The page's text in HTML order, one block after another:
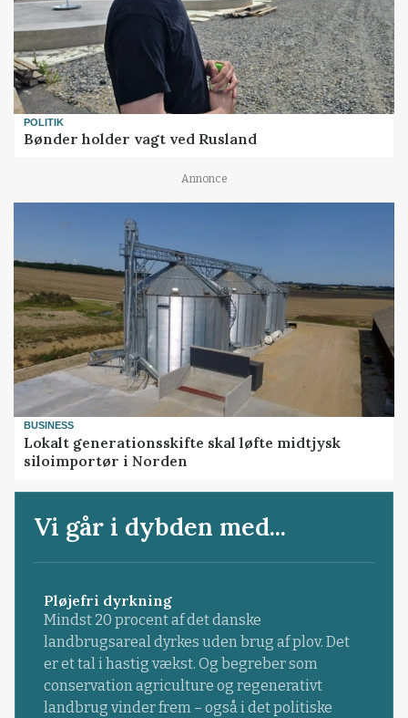
POLITIK
Bønder holder vagt ved Rusland
Annonce
BUSINESS
Lokalt generationsskifte skal løfte midtjysk
siloimportør i Norden
Vi går i dybden med...
Pløjefri dyrkning
Mindst 20 procent af det danske
landbrugsareal dyrkes uden brug af plov. Det
er et tal i hastig vækst. Og begreber som
conservation agriculture og regenerativt
landbrug vinder frem – også i det politiske